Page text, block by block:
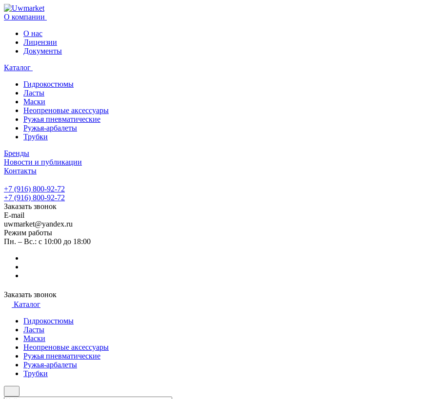
О компании
О нас
Лицензии
Документы
Каталог
Гидрокостюмы
Ласты
Маски
Неопреновые аксессуары
Ружья пневматические
Ружья-арбалеты
Трубки
Бренды
Новости и публикации
Контакты
+7 (916) 800-92-72
+7 (916) 800-92-72
Заказать звонок
E-mail
uwmarket@yandex.ru
Режим работы
Пн. – Вс.: с 10:00 до 18:00
Заказать звонок
Каталог
Гидрокостюмы
Ласты
Маски
Неопреновые аксессуары
Ружья пневматические
Ружья-арбалеты
Трубки